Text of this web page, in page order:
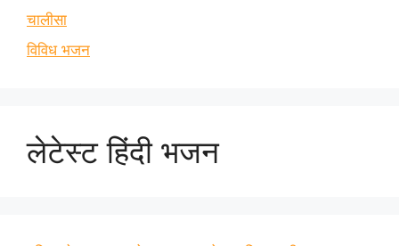
चालीसा
विविध भजन
लेटेस्ट हिंदी भजन